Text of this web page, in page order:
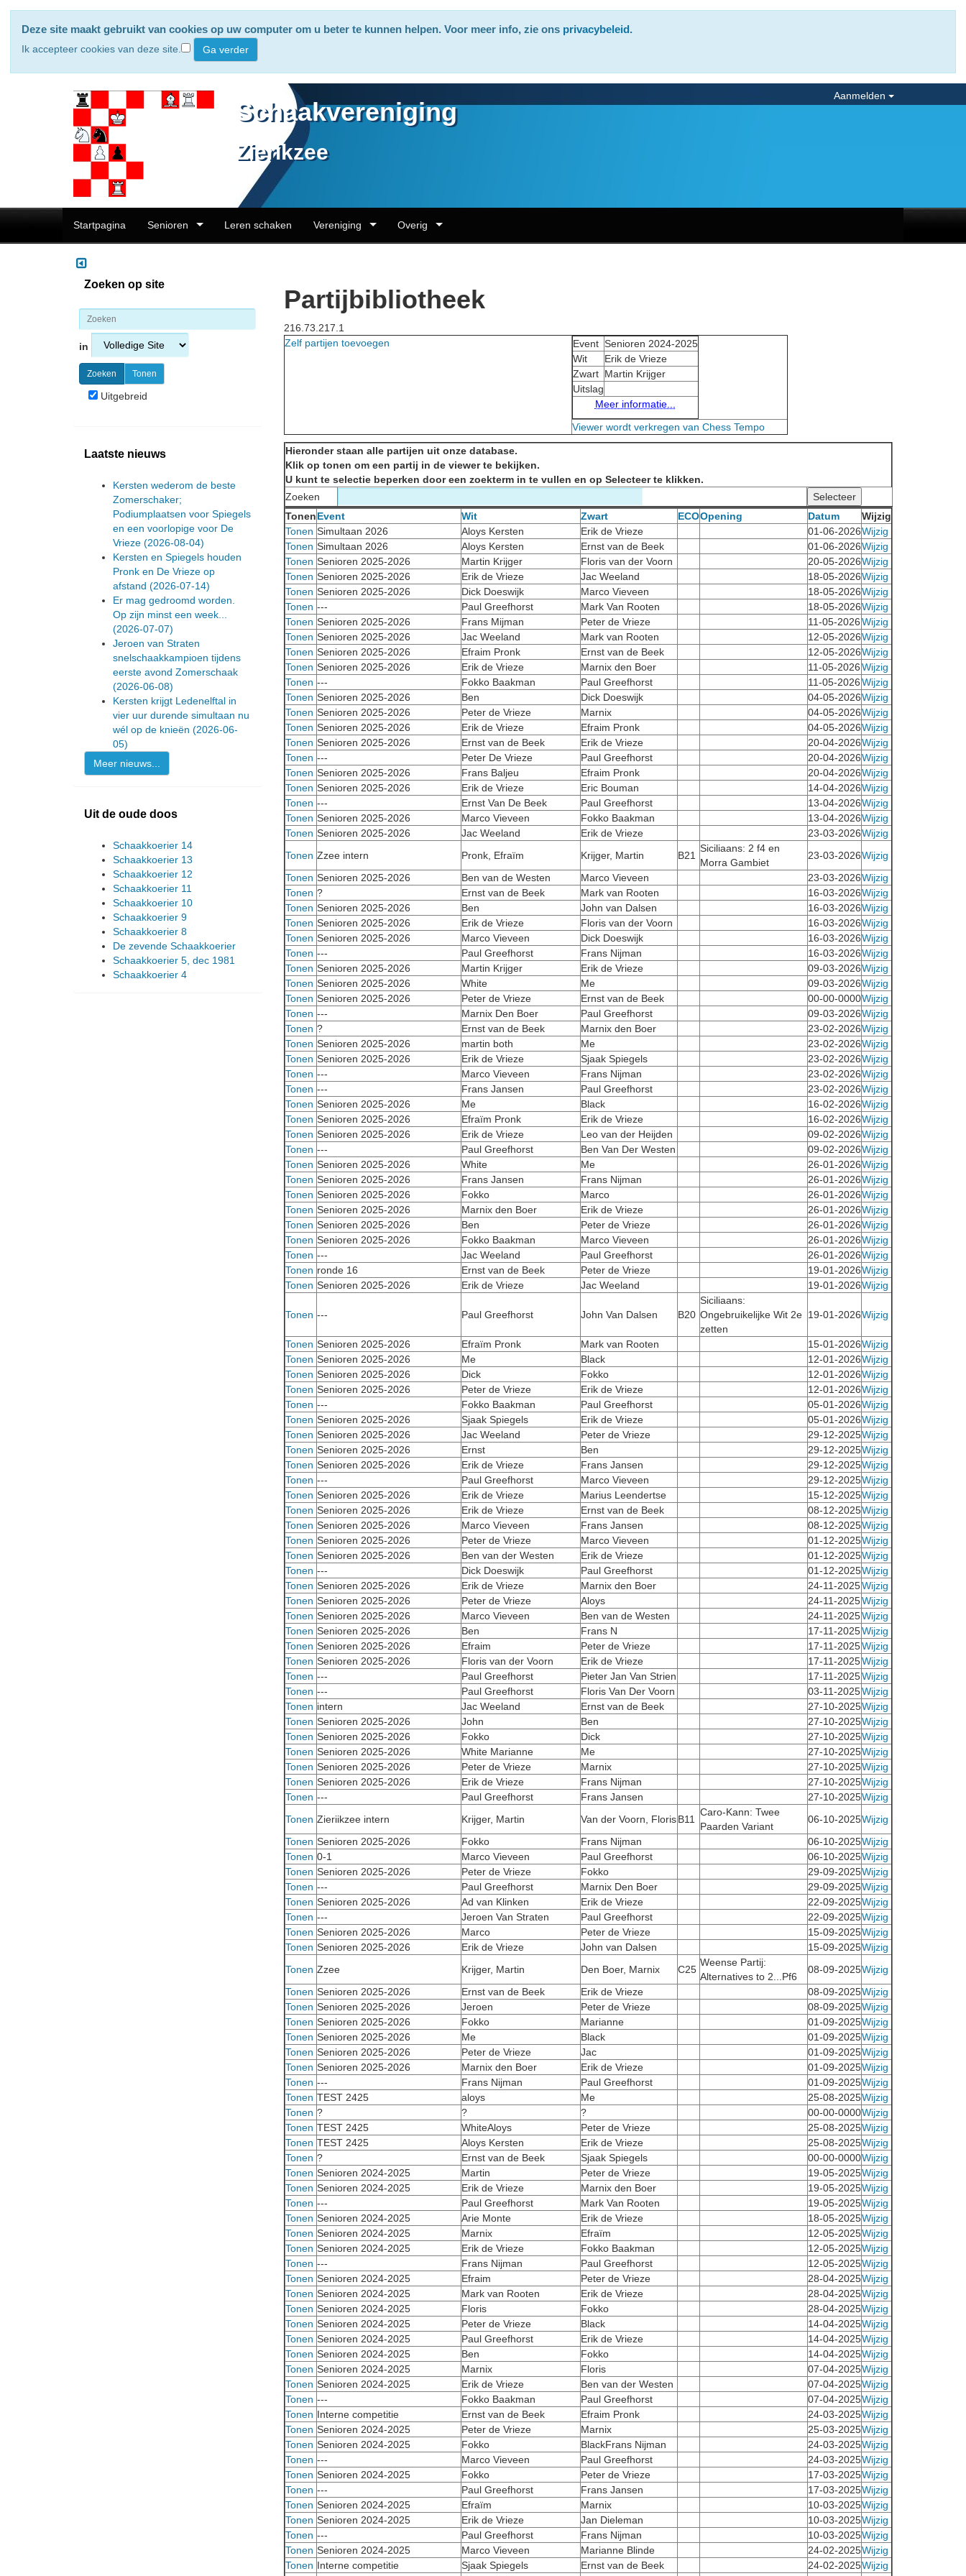
Deze site maakt gebruikt van cookies op uw computer om u beter te kunnen helpen. Voor meer info, zie ons privacybeleid.
Ik accepteer cookies van deze site.
Schaakvereniging
Zierikzee
Aanmelden
Startpagina Senioren Leren schaken Vereniging Overig
Partijbibliotheek
216.73.217.1
Zelf partijen toevoegen
Event Senioren 2024-2025
Wit
Erik de Vrieze
Zwart Martin Krijger
Uitslag
Meer informatie...
Viewer wordt verkregen van Chess Tempo
Hieronder staan alle partijen uit onze database.
Klik op tonen om een partij in de viewer te bekijken.
U kunt te selectie beperken door een zoekterm in te vullen en op Selecteer te klikken.
Zoeken
TonenEvent Wit Zwart ECOOpening Datum
Wijzig
Tonen Simultaan 2026 Aloys Kersten Erik de Vrieze 01-06-2026Wijzig
Tonen Simultaan 2026 Aloys Kersten Ernst van de Beek 01-06-2026Wijzig
Tonen Senioren 2025-2026 Martin Krijger Floris van der Voorn 20-05-2026Wijzig
Tonen Senioren 2025-2026 Erik de Vrieze Jac Weeland 18-05-2026Wijzig
Tonen Senioren 2025-2026 Dick Doeswijk Marco Vieveen 18-05-2026Wijzig
Tonen --- Paul Greefhorst Mark Van Rooten 18-05-2026Wijzig
Tonen Senioren 2025-2026 Frans Mijman Peter de Vrieze 11-05-2026Wijzig
Tonen Senioren 2025-2026 Jac Weeland Mark van Rooten 12-05-2026Wijzig
Tonen Senioren 2025-2026 Efraim Pronk Ernst van de Beek 12-05-2026Wijzig
Tonen Senioren 2025-2026 Erik de Vrieze Marnix den Boer 11-05-2026Wijzig
Tonen --- Fokko Baakman Paul Greefhorst 11-05-2026Wijzig
Tonen Senioren 2025-2026 Ben Dick Doeswijk 04-05-2026Wijzig
Tonen Senioren 2025-2026 Peter de Vrieze Marnix 04-05-2026Wijzig
Tonen Senioren 2025-2026 Erik de Vrieze Efraim Pronk 04-05-2026Wijzig
Tonen Senioren 2025-2026 Ernst van de Beek Erik de Vrieze 20-04-2026Wijzig
Tonen --- Peter De Vrieze Paul Greefhorst 20-04-2026Wijzig
Tonen Senioren 2025-2026 Frans Baljeu Efraim Pronk 20-04-2026Wijzig
Tonen Senioren 2025-2026 Erik de Vrieze Eric Bouman 14-04-2026Wijzig
Tonen --- Ernst Van De Beek Paul Greefhorst 13-04-2026Wijzig
Tonen Senioren 2025-2026 Marco Vieveen Fokko Baakman 13-04-2026Wijzig
Tonen Senioren 2025-2026 Jac Weeland Erik de Vrieze 23-03-2026Wijzig
Tonen Zzee intern Pronk, Efraïm Krijger, Martin B21
Siciliaans: 2 f4 en
Morra Gambiet
23-03-2026Wijzig
Tonen Senioren 2025-2026 Ben van de Westen Marco Vieveen 23-03-2026Wijzig
Tonen ? Ernst van de Beek Mark van Rooten 16-03-2026Wijzig
Tonen Senioren 2025-2026 Ben John van Dalsen 16-03-2026Wijzig
Tonen Senioren 2025-2026 Erik de Vrieze Floris van der Voorn 16-03-2026Wijzig
Tonen Senioren 2025-2026 Marco Vieveen Dick Doeswijk 16-03-2026Wijzig
Tonen --- Paul Greefhorst Frans Nijman 16-03-2026Wijzig
Tonen Senioren 2025-2026 Martin Krijger Erik de Vrieze 09-03-2026Wijzig
Tonen Senioren 2025-2026 White Me 09-03-2026Wijzig
Tonen Senioren 2025-2026 Peter de Vrieze Ernst van de Beek 00-00-0000Wijzig
Tonen --- Marnix Den Boer Paul Greefhorst 09-03-2026Wijzig
Tonen ? Ernst van de Beek Marnix den Boer 23-02-2026Wijzig
Tonen Senioren 2025-2026 martin both Me 23-02-2026Wijzig
Tonen Senioren 2025-2026 Erik de Vrieze Sjaak Spiegels 23-02-2026Wijzig
Tonen --- Marco Vieveen Frans Nijman 23-02-2026Wijzig
Tonen --- Frans Jansen Paul Greefhorst 23-02-2026Wijzig
Tonen Senioren 2025-2026 Me Black 16-02-2026Wijzig
Tonen Senioren 2025-2026 Efraïm Pronk Erik de Vrieze 16-02-2026Wijzig
Tonen Senioren 2025-2026 Erik de Vrieze Leo van der Heijden 09-02-2026Wijzig
Tonen --- Paul Greefhorst Ben Van Der Westen 09-02-2026Wijzig
Tonen Senioren 2025-2026 White Me 26-01-2026Wijzig
Tonen Senioren 2025-2026 Frans Jansen Frans Nijman 26-01-2026Wijzig
Tonen Senioren 2025-2026 Fokko Marco 26-01-2026Wijzig
Tonen Senioren 2025-2026 Marnix den Boer Erik de Vrieze 26-01-2026Wijzig
Tonen Senioren 2025-2026 Ben Peter de Vrieze 26-01-2026Wijzig
Tonen Senioren 2025-2026 Fokko Baakman Marco Vieveen 26-01-2026Wijzig
Tonen --- Jac Weeland Paul Greefhorst 26-01-2026Wijzig
Tonen ronde 16 Ernst van de Beek Peter de Vrieze 19-01-2026Wijzig
Tonen Senioren 2025-2026 Erik de Vrieze Jac Weeland 19-01-2026Wijzig
Tonen --- Paul Greefhorst John Van Dalsen B20
Siciliaans:
Ongebruikelijke Wit 2e
zetten
19-01-2026Wijzig
Tonen Senioren 2025-2026 Efraïm Pronk Mark van Rooten 15-01-2026Wijzig
Tonen Senioren 2025-2026 Me Black 12-01-2026Wijzig
Tonen Senioren 2025-2026 Dick Fokko 12-01-2026Wijzig
Tonen Senioren 2025-2026 Peter de Vrieze Erik de Vrieze 12-01-2026Wijzig
Tonen --- Fokko Baakman Paul Greefhorst 05-01-2026Wijzig
Tonen Senioren 2025-2026 Sjaak Spiegels Erik de Vrieze 05-01-2026Wijzig
Tonen Senioren 2025-2026 Jac Weeland Peter de Vrieze 29-12-2025Wijzig
Tonen Senioren 2025-2026 Ernst Ben 29-12-2025Wijzig
Tonen Senioren 2025-2026 Erik de Vrieze Frans Jansen 29-12-2025Wijzig
Tonen --- Paul Greefhorst Marco Vieveen 29-12-2025Wijzig
Tonen Senioren 2025-2026 Erik de Vrieze Marius Leendertse 15-12-2025Wijzig
Tonen Senioren 2025-2026 Erik de Vrieze Ernst van de Beek 08-12-2025Wijzig
Tonen Senioren 2025-2026 Marco Vieveen Frans Jansen 08-12-2025Wijzig
Tonen Senioren 2025-2026 Peter de Vrieze Marco Vieveen 01-12-2025Wijzig
Tonen Senioren 2025-2026 Ben van der Westen Erik de Vrieze 01-12-2025Wijzig
Tonen --- Dick Doeswijk Paul Greefhorst 01-12-2025Wijzig
Tonen Senioren 2025-2026 Erik de Vrieze Marnix den Boer 24-11-2025Wijzig
Tonen Senioren 2025-2026 Peter de Vrieze Aloys 24-11-2025Wijzig
Tonen Senioren 2025-2026 Marco Vieveen Ben van de Westen 24-11-2025Wijzig
Tonen Senioren 2025-2026 Ben Frans N 17-11-2025Wijzig
Tonen Senioren 2025-2026 Efraim Peter de Vrieze 17-11-2025Wijzig
Tonen Senioren 2025-2026 Floris van der Voorn Erik de Vrieze 17-11-2025Wijzig
Tonen --- Paul Greefhorst Pieter Jan Van Strien 17-11-2025Wijzig
Tonen --- Paul Greefhorst Floris Van Der Voorn 03-11-2025Wijzig
Tonen intern Jac Weeland Ernst van de Beek 27-10-2025Wijzig
Tonen Senioren 2025-2026 John Ben 27-10-2025Wijzig
Tonen Senioren 2025-2026 Fokko Dick 27-10-2025Wijzig
Tonen Senioren 2025-2026 White Marianne Me 27-10-2025Wijzig
Tonen Senioren 2025-2026 Peter de Vrieze Marnix 27-10-2025Wijzig
Tonen Senioren 2025-2026 Erik de Vrieze Frans Nijman 27-10-2025Wijzig
Tonen --- Paul Greefhorst Frans Jansen 27-10-2025Wijzig
Tonen Zieriikzee intern Krijger, Martin Van der Voorn, Floris B11
Caro-Kann: Twee
Paarden Variant
06-10-2025Wijzig
Tonen Senioren 2025-2026 Fokko Frans Nijman 06-10-2025Wijzig
Tonen 0-1 Marco Vieveen Paul Greefhorst 06-10-2025Wijzig
Tonen Senioren 2025-2026 Peter de Vrieze Fokko 29-09-2025Wijzig
Tonen --- Paul Greefhorst Marnix Den Boer 29-09-2025Wijzig
Tonen Senioren 2025-2026 Ad van Klinken Erik de Vrieze 22-09-2025Wijzig
Tonen --- Jeroen Van Straten Paul Greefhorst 22-09-2025Wijzig
Tonen Senioren 2025-2026 Marco Peter de Vrieze 15-09-2025Wijzig
Tonen Senioren 2025-2026 Erik de Vrieze John van Dalsen 15-09-2025Wijzig
Tonen Zzee Krijger, Martin Den Boer, Marnix C25
Weense Partij:
Alternatives to 2...Pf6
08-09-2025Wijzig
Tonen Senioren 2025-2026 Ernst van de Beek Erik de Vrieze 08-09-2025Wijzig
Tonen Senioren 2025-2026 Jeroen Peter de Vrieze 08-09-2025Wijzig
Tonen Senioren 2025-2026 Fokko Marianne 01-09-2025Wijzig
Tonen Senioren 2025-2026 Me Black 01-09-2025Wijzig
Tonen Senioren 2025-2026 Peter de Vrieze Jac 01-09-2025Wijzig
Tonen Senioren 2025-2026 Marnix den Boer Erik de Vrieze 01-09-2025Wijzig
Tonen --- Frans Nijman Paul Greefhorst 01-09-2025Wijzig
Tonen TEST 2425 aloys Me 25-08-2025Wijzig
Tonen ? ? ? 00-00-0000Wijzig
Tonen TEST 2425 WhiteAloys Peter de Vrieze 25-08-2025Wijzig
Tonen TEST 2425 Aloys Kersten Erik de Vrieze 25-08-2025Wijzig
Tonen ? Ernst van de Beek Sjaak Spiegels 00-00-0000Wijzig
Tonen Senioren 2024-2025 Martin Peter de Vrieze 19-05-2025Wijzig
Tonen Senioren 2024-2025 Erik de Vrieze Marnix den Boer 19-05-2025Wijzig
Tonen --- Paul Greefhorst Mark Van Rooten 19-05-2025Wijzig
Tonen Senioren 2024-2025 Arie Monte Erik de Vrieze 18-05-2025Wijzig
Tonen Senioren 2024-2025 Marnix Efraïm 12-05-2025Wijzig
Tonen Senioren 2024-2025 Erik de Vrieze Fokko Baakman 12-05-2025Wijzig
Tonen --- Frans Nijman Paul Greefhorst 12-05-2025Wijzig
Tonen Senioren 2024-2025 Efraim Peter de Vrieze 28-04-2025Wijzig
Tonen Senioren 2024-2025 Mark van Rooten Erik de Vrieze 28-04-2025Wijzig
Tonen Senioren 2024-2025 Floris Fokko 28-04-2025Wijzig
Tonen Senioren 2024-2025 Peter de Vrieze Black 14-04-2025Wijzig
Tonen Senioren 2024-2025 Paul Greefhorst Erik de Vrieze 14-04-2025Wijzig
Tonen Senioren 2024-2025 Ben Fokko 14-04-2025Wijzig
Tonen Senioren 2024-2025 Marnix Floris 07-04-2025Wijzig
Tonen Senioren 2024-2025 Erik de Vrieze Ben van der Westen 07-04-2025Wijzig
Tonen --- Fokko Baakman Paul Greefhorst 07-04-2025Wijzig
Tonen Interne competitie Ernst van de Beek Efraim Pronk 24-03-2025Wijzig
Tonen Senioren 2024-2025 Peter de Vrieze Marnix 25-03-2025Wijzig
Tonen Senioren 2024-2025 Fokko BlackFrans Nijman 24-03-2025Wijzig
Tonen --- Marco Vieveen Paul Greefhorst 24-03-2025Wijzig
Tonen Senioren 2024-2025 Fokko Peter de Vrieze 17-03-2025Wijzig
Tonen --- Paul Greefhorst Frans Jansen 17-03-2025Wijzig
Tonen Senioren 2024-2025 Efraïm Marnix 10-03-2025Wijzig
Tonen Senioren 2024-2025 Erik de Vrieze Jan Dieleman 10-03-2025Wijzig
Tonen --- Paul Greefhorst Frans Nijman 10-03-2025Wijzig
Tonen Senioren 2024-2025 Marco Vieveen Marianne Blinde 24-02-2025Wijzig
Tonen Interne competitie Sjaak Spiegels Ernst van de Beek 24-02-2025Wijzig
Zoeken op site
in
Uitgebreid
Laatste nieuws
Kersten wederom de beste
Zomerschaker;
Podiumplaatsen voor Spiegels
en een voorlopige voor De
Vrieze (2026-08-04)
Kersten en Spiegels houden
Pronk en De Vrieze op
afstand (2026-07-14)
Er mag gedroomd worden.
Op zijn minst een week...
(2026-07-07)
Jeroen van Straten
snelschaakkampioen tijdens
eerste avond Zomerschaak
(2026-06-08)
Kersten krijgt Ledenelftal in
vier uur durende simultaan nu
wél op de knieën (2026-06-
05)
Meer nieuws...
Uit de oude doos
Schaakkoerier 14
Schaakkoerier 13
Schaakkoerier 12
Schaakkoerier 11
Schaakkoerier 10
Schaakkoerier 9
Schaakkoerier 8
De zevende Schaakkoerier
Schaakkoerier 5, dec 1981
Schaakkoerier 4